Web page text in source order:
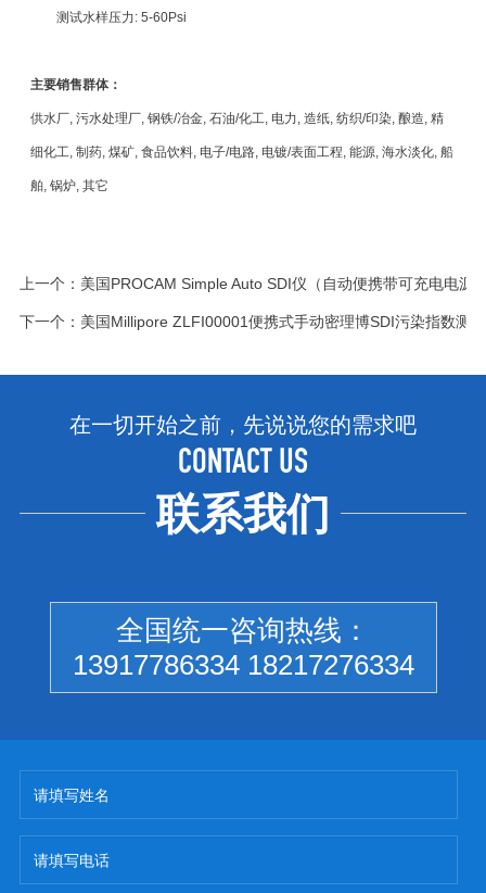
测试水样压力: 5-60Psi
主要销售群体：
供水厂, 污水处理厂, 钢铁/冶金, 石油/化工, 电力, 造纸, 纺织/印染, 酿造, 精
细化工, 制药, 煤矿, 食品饮料, 电子/电路, 电镀/表面工程, 能源, 海水淡化, 船
舶, 锅炉, 其它
上一个： 美国PROCAM Simple Auto SDI仪（自动便携带可充电电源
下一个： 美国Millipore ZLFI00001便携式手动密理博SDI污染指数测
在一切开始之前，先说说您的需求吧
CONTACT US
联系我们
全国统一咨询热线：
13917786334 18217276334